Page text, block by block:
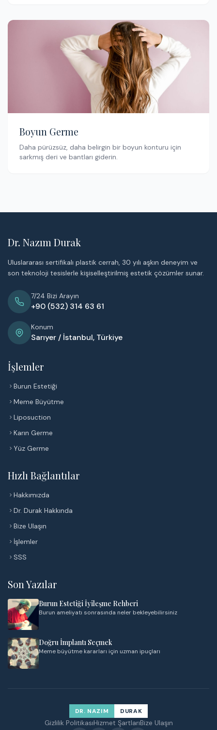
Boyun Germe
Daha pürüzsüz, daha belirgin bir boyun konturu için
sarkmış deri ve bantları giderin.
Dr. Nazım Durak
Uluslararası sertifikalı plastik cerrah, 30 yılı aşkın deneyim ve
son teknoloji tesislerle kişiselleştirilmiş estetik çözümler sunar.
7/24 Bizi Arayın
+90 (532) 314 63 61
Konum
Sarıyer / İstanbul, Türkiye
İşlemler
Burun Estetiği
Meme Büyütme
Liposuction
Karın Germe
Yüz Germe
Hızlı Bağlantılar
Hakkımızda
Dr. Durak Hakkında
Bize Ulaşın
İşlemler
SSS
Son Yazılar
Burun Estetiği İyileşme Rehberi
Burun ameliyatı sonrasında neler bekleyebilirsiniz
Doğru İmplantı Seçmek
Meme büyütme kararları için uzman ipuçları
DR. NAZIM DURAK
Gizlilik PolitikasıHizmet ŞartlarıBize Ulaşın